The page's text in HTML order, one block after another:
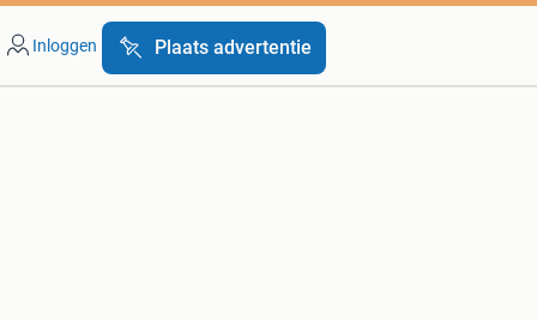
Inloggen Plaats advertentie